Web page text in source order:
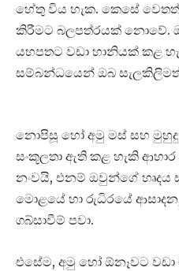
හේතු විය හැක. කෙසේ
කිරීමට බලපත්රයක් නොවේ.
යහපතට වඩා හානියක් කළ
සම්බන්ධයෙන් ඔබ
නොපිසූ හෝ අමු මස් සහ
සංකූලතා ඇති කළ හැකි
නංවයි, එනම් ඔවුන්ගේ හෘදය
මොළයේ හා රුධිරයේ
ගබ්සාවීම් පවා.
එසේම, අමු හෝ ඕනෑවට වඩා